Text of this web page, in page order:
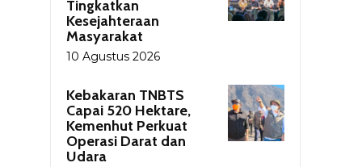
Tingkatkan
Kesejahteraan
Masyarakat
10 Agustus 2026
Kebakaran TNBTS
Capai 520 Hektare,
Kemenhut Perkuat
Operasi Darat dan
Udara